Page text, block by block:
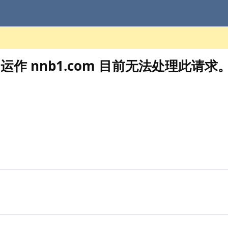
作 nnb1.com 目前无法处理此请求